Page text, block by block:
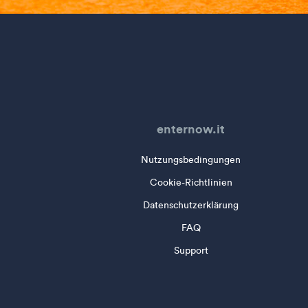
enternow.it
Nutzungsbedingungen
Cookie-Richtlinien
Datenschutzerklärung
FAQ
Support